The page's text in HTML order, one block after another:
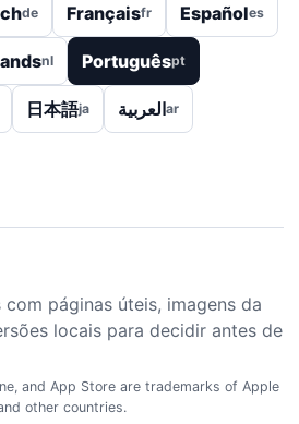
de Françaisfr Españoles
nl Portuguêspt
日本語ja العربيةar
páginas úteis, imagens da
locais para decidir antes de
and App Store are trademarks of Apple
other countries.